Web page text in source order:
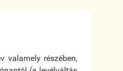
valamely részében,